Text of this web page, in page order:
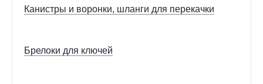
Канистры и воронки, шланги для перекачки
Брелоки для ключей